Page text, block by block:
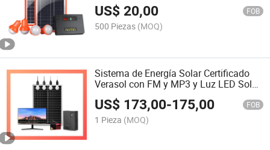
US$20,00 FOB
500 Piezas (MOQ)
Sistema de Energía Solar Certificado
Verasol con FM y MP3 y Luz LED Solar
Duradera 5W*4 TV y Ventilador de CC
US$ 173,00-175,00 FOB
1 Pieza (MOQ)